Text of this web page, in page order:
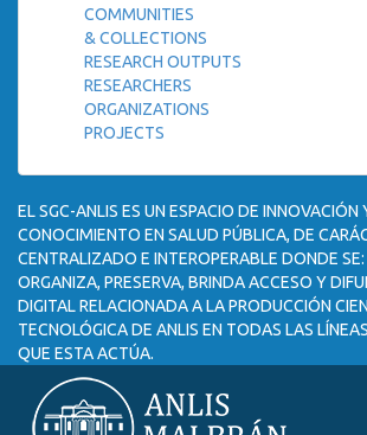
COMMUNITIES
& COLLECTIONS
RESEARCH OUTPUTS
RESEARCHERS
ORGANIZATIONS
PROJECTS
EL SGC-ANLIS ES UN ESPACIO DE INNOVACIÓN
CONOCIMIENTO EN SALUD PÚBLICA, DE
CENTRALIZADO E INTEROPERABLE DONDE
ORGANIZA, PRESERVA, BRINDA ACCESO Y
DIGITAL RELACIONADA A LA PRODUCCIÓN
TECNOLÓGICA DE ANLIS EN TODAS LAS
QUE ESTA ACTÚA.